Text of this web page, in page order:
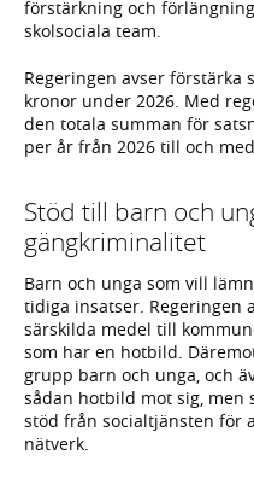
förstärkning och
skolsociala team.
Regeringen avser förstärka
kronor under 2026. Med
den totala summan för
per år från 2026 till och
Stöd till barn och
gängkriminalitet
Barn och unga som vill
tidiga insatser. Regeringen
särskilda medel till
som har en hotbild.
grupp barn och unga, och
sådan hotbild mot sig, men
stöd från socialtjänsten för
nätverk.